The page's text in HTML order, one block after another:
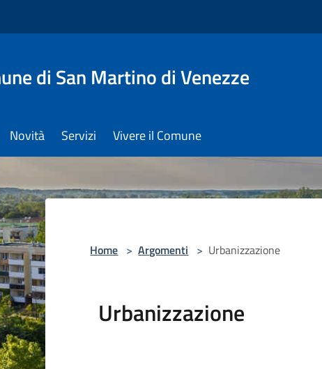
di San Martino di Venezze
Novità Servizi Vivere il Comune
Home > Argomenti > Urbanizzazione
Urbanizzazione